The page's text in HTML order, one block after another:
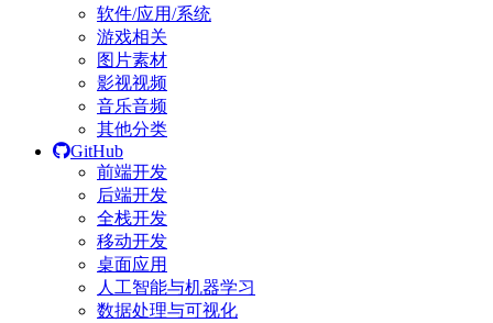
软件/应用/系统
游戏相关
图片素材
影视视频
音乐音频
其他分类
GitHub
前端开发
后端开发
全栈开发
移动开发
桌面应用
人工智能与机器学习
数据处理与可视化